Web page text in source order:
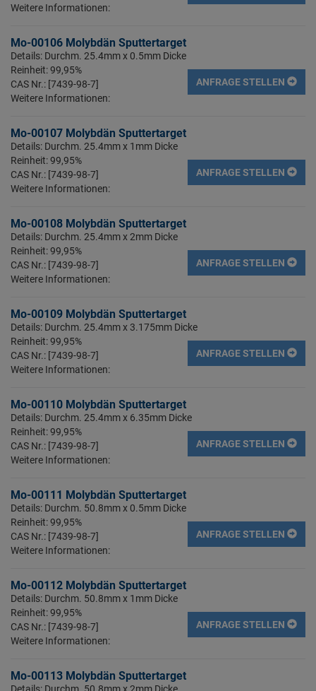
Weitere Informationen:
Mo-00106 Molybdän Sputtertarget
Details: Durchm. 25.4mm x 0.5mm Dicke
Reinheit: 99,95%
CAS Nr.: [7439-98-7]
Weitere Informationen:
ANFRAGE STELLEN
Mo-00107 Molybdän Sputtertarget
Details: Durchm. 25.4mm x 1mm Dicke
Reinheit: 99,95%
CAS Nr.: [7439-98-7]
Weitere Informationen:
ANFRAGE STELLEN
Mo-00108 Molybdän Sputtertarget
Details: Durchm. 25.4mm x 2mm Dicke
Reinheit: 99,95%
CAS Nr.: [7439-98-7]
Weitere Informationen:
ANFRAGE STELLEN
Mo-00109 Molybdän Sputtertarget
Details: Durchm. 25.4mm x 3.175mm Dicke
Reinheit: 99,95%
CAS Nr.: [7439-98-7]
Weitere Informationen:
ANFRAGE STELLEN
Mo-00110 Molybdän Sputtertarget
Details: Durchm. 25.4mm x 6.35mm Dicke
Reinheit: 99,95%
CAS Nr.: [7439-98-7]
Weitere Informationen:
ANFRAGE STELLEN
Mo-00111 Molybdän Sputtertarget
Details: Durchm. 50.8mm x 0.5mm Dicke
Reinheit: 99,95%
CAS Nr.: [7439-98-7]
Weitere Informationen:
ANFRAGE STELLEN
Mo-00112 Molybdän Sputtertarget
Details: Durchm. 50.8mm x 1mm Dicke
Reinheit: 99,95%
CAS Nr.: [7439-98-7]
Weitere Informationen:
ANFRAGE STELLEN
Mo-00113 Molybdän Sputtertarget
Details: Durchm. 50.8mm x 2mm Dicke